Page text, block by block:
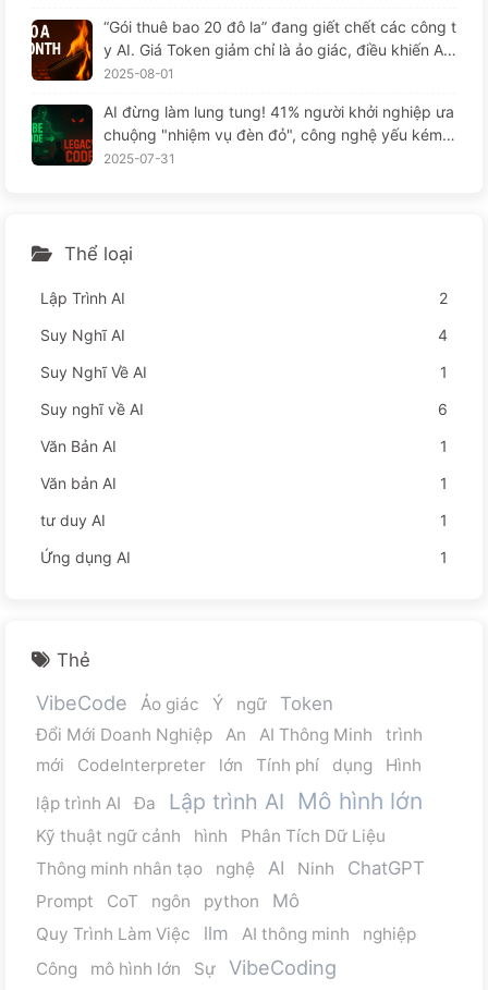
“Gói thuê bao 20 đô la” đang giết chết các công t
y AI. Giá Token giảm chỉ là ảo giác, điều khiến AI
thực sự đắt đỏ chính là lòng tham của bạn — Họ
2025-08-01
AI đừng làm lung tung! 41% người khởi nghiệp ưa
chuộng "nhiệm vụ đèn đỏ", công nghệ yếu kém k
hiến nhân viên khổ sở hơn — từ từ học AI
2025-07-31
Thể loại
Lập Trình AI
2
Suy Nghĩ AI
4
Suy Nghĩ Về AI
1
Suy nghĩ về AI
6
Văn Bản AI
1
Văn bản AI
1
tư duy AI
1
Ứng dụng AI
1
Thẻ
VibeCode Ảo giác Ý ngữ Token
Đổi Mới Doanh Nghiệp An AI Thông Minh
trình
mới
CodeInterpreter lớn Tính phí dụng
Hình
lập trình AI
Đa Lập trình AI Mô hình lớn
Kỹ thuật ngữ cảnh hình
Phân Tích Dữ Liệu
Thông minh nhân tạo
nghệ AI Ninh ChatGPT
Prompt CoT ngôn python Mô
Quy Trình Làm Việc llm AI thông minh
nghiệp
Công
mô hình lớn Sự VibeCoding